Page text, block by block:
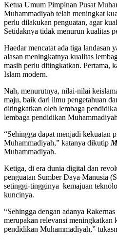
Ketua Umum Pimpinan Pusat
Muhammadiyah telah meningkat
perlu dilakukan penguatan, agar
Setidaknya tidak menurun kualitas
Haedar mencatat ada tiga landasan
alasan meningkatnya kualitas
masih perlu ditingkatkan. Pertama,
Islam modern.
Nah, menurutnya, nilai-nilai
maju, baik dari ilmu pengetahuan
ditingkatkan oleh lembaga
lembaga pendidikan
“Sehingga dapat menjadi kekuatan
Muhammadiyah,” katanya dikutip
Muhammadiyah.
Ketiga, di era dunia digital dan
penguatan Sumber Daya Manusia
setinggi-tingginya kemajuan
kuncinya.
“Sehingga dengan adanya
merupakan relevansi meningkatkan
pendidikan Muhammadiyah,”